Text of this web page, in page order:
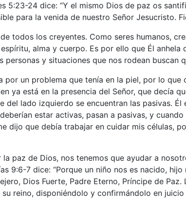
5:23-24 dice: “Y el mismo Dios de paz os
para la venida de nuestro Señor Jesucristo.
todos los creyentes. Como seres humanos,
alma y cuerpo. Es por ello que Él
personas y situaciones que nos rodean buscan
un problema que tenía en la piel, por lo que
ya está en la presencia del Señor, que decía
del lado izquierdo se encuentran las pasivas.
estar activas, pasan a pasivas, y
dijo que debía trabajar en cuidar mis células,
paz de Dios, nos tenemos que ayudar a
9:6-7 dice: “Porque un niño nos es nacido,
Dios Fuerte, Padre Eterno, Príncipe de
reino, disponiéndolo y confirmándolo en